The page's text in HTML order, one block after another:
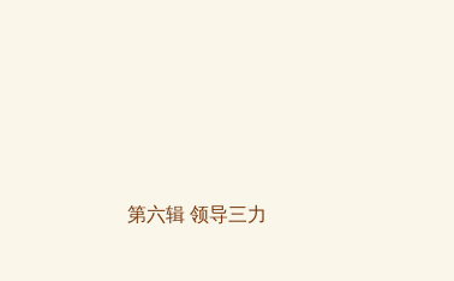
第六辑 领导三力